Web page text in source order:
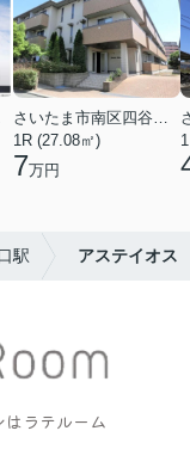
さいたま市南区四谷２丁目
1R (27.08㎡)
7万円
駅 アステイオス
ラテルーム